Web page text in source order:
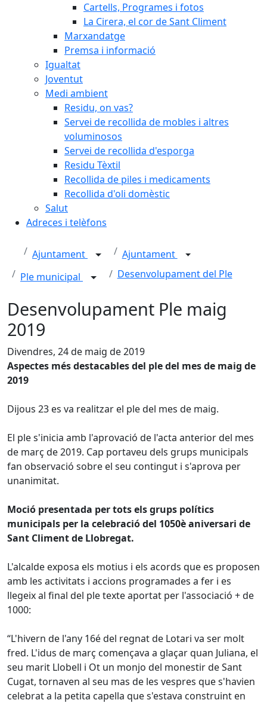
Cartells, Programes i fotos
La Cirera, el cor de Sant Climent
Marxandatge
Premsa i informació
Igualtat
Joventut
Medi ambient
Residu, on vas?
Servei de recollida de mobles i altres
voluminosos
Servei de recollida d'esporga
Residu Tèxtil
Recollida de piles i medicaments
Recollida d'oli domèstic
Salut
Adreces i telèfons
Ajuntament
Ajuntament
Ple municipal
Desenvolupament del Ple
Desenvolupament Ple maig
2019
Divendres, 24 de maig de 2019
Aspectes més destacables del ple del mes de maig de
2019
Dijous 23 es va realitzar el ple del mes de maig.
El ple s'inicia amb l'aprovació de l'acta anterior del mes
de març de 2019. Cap portaveu dels grups municipals
fan observació sobre el seu contingut i s'aprova per
unanimitat.
Moció presentada per tots els grups polítics
municipals per la celebració del 1050è aniversari de
Sant Climent de Llobregat.
L'alcalde exposa els motius i els acords que es proposen
amb les activitats i accions programades a fer i es
llegeix al final del ple texte aportat per l'associació + de
1000:
“L'hivern de l'any 16é del regnat de Lotari va ser molt
fred. L'idus de març començava a glaçar quan Juliana, el
seu marit Llobell i Ot un monjo del monestir de Sant
Cugat, tornaven al seu mas de les vespres que s'havien
celebrat a la petita capella que s'estava construint en